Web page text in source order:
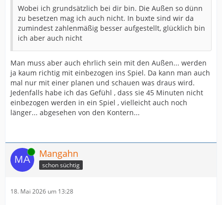
Wobei ich grundsätzlich bei dir bin. Die Außen so dünn
zu besetzen mag ich auch nicht. In buxte sind wir da
zumindest zahlenmäßig besser aufgestellt, glücklich bin
ich aber auch nicht
Man muss aber auch ehrlich sein mit den Außen... werden
ja kaum richtig mit einbezogen ins Spiel. Da kann man auch
mal nur mit einer planen und schauen was draus wird.
Jedenfalls habe ich das Gefühl , dass sie 45 Minuten nicht
einbezogen werden in ein Spiel , vielleicht auch noch
länger... abgesehen von den Kontern...
Online Mangahn
schon süchtig
18. Mai 2026 um 13:28